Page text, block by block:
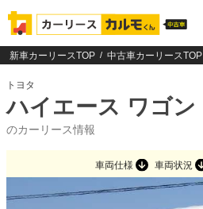
新車カーリースTOP 中古車カーリースTOP
トヨタ
ハイエース ワゴン
のカーリース情報
車両仕様 車両状況